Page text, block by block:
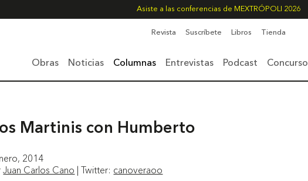
Asiste a las conferencias de MEXTRÓPOLI 2026
Revista Suscríbete Libros Tienda
Obras Noticias Columnas Entrevistas Podcast Concurso
Martinis con Humberto
2014
Juan Carlos Cano | Twitter: canoveraoo